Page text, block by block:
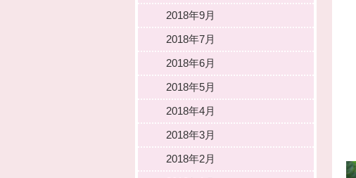
2018年9月
2018年7月
2018年6月
2018年5月
2018年4月
2018年3月
2018年2月